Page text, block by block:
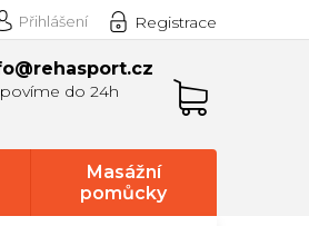
Registrace
Přihlášení
košík
Masážní
pomůcky